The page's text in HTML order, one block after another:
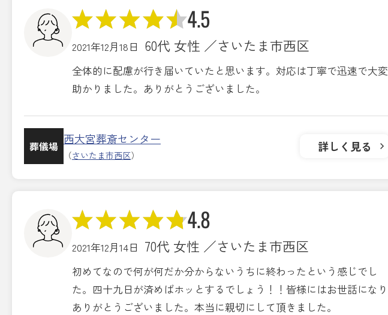
4.5
2021年12月18日 60代 女性 ／さいたま市西区
全体的に配慮が行き届いていたと思います。対応は丁寧で迅速で大変
助かりました。ありがとうございました。
葬儀場 西大宮葬斎センター
（さいたま市西区）
詳しく見る
4.8
2021年12月14日 70代 女性 ／さいたま市西区
初めてなので何が何だか分からないうちに終わったという感じでし
た。四十九日が済めばホッとするでしょう！！皆様にはお世話になり
ありがとうございました。本当に親切にして頂きました。